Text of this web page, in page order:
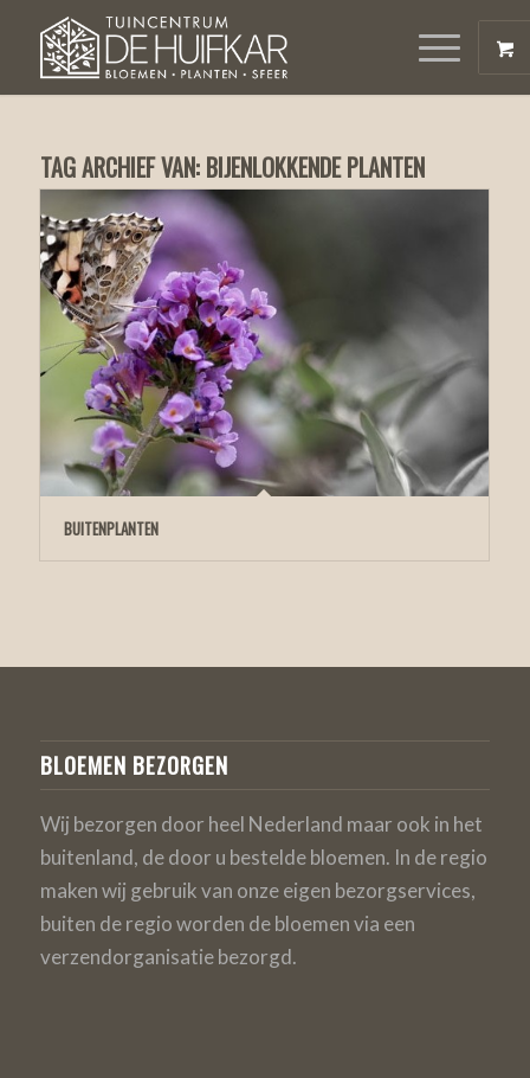
TAG ARCHIEF VAN: BIJENLOKKENDE PLANTEN
BUITENPLANTEN
BLOEMEN BEZORGEN
Wij bezorgen door heel Nederland maar ook in het
buitenland, de door u bestelde bloemen. In de regio
maken wij gebruik van onze eigen bezorgservices,
buiten de regio worden de bloemen via een
verzendorganisatie bezorgd.